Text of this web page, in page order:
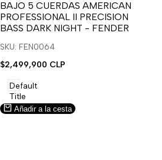
para
usar
la
lista
deseos.
para
usar
Compare
BAJO 5 CUERDAS AMERICAN
PROFESSIONAL II PRECISION
BASS DARK NIGHT - FENDER
SKU: FEN0064
Precio
venta
$2,499,900 CLP
Default
Title
Añadir a la cesta